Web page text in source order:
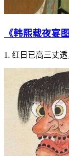
《韩熙载夜宴
1. 红日已高三丈